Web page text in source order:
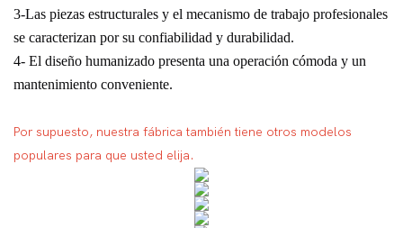
3-Las piezas estructurales y el mecanismo de trabajo profesionales
se caracterizan por su confiabilidad y durabilidad.
4- El diseño humanizado presenta una operación cómoda y un
mantenimiento conveniente.
Por supuesto, nuestra fábrica también tiene otros modelos
populares para que usted elija.